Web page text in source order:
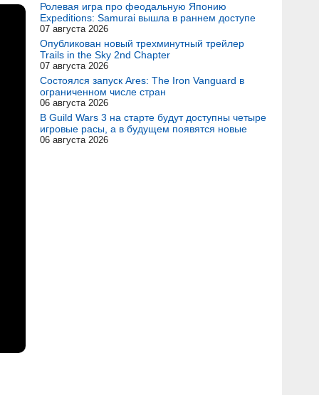
Ролевая игра про феодальную Японию
Expeditions: Samurai вышла в раннем доступе
07 августа 2026
Опубликован новый трехминутный трейлер
Trails in the Sky 2nd Chapter
07 августа 2026
Состоялся запуск Ares: The Iron Vanguard в
ограниченном числе стран
06 августа 2026
В Guild Wars 3 на старте будут доступны четыре
игровые расы, а в будущем появятся новые
06 августа 2026